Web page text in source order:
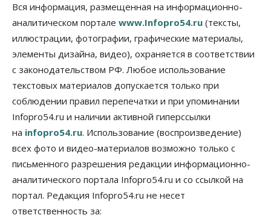
07 Августа 2026, 12:35
Общество
Синоптики рассказали о погоде в Новосибирске
на выходных
07 Августа 2026, 12:00
Жители Новосибирска смогут добровольно
повысить свою пенсию
07 Августа 2026, 11:30
Общество
Деньгами будут распоряжаться дети: в десяти
школах Новосибирской области введут
инициативное бюджетирование
07 Августа 2026, 11:00
Вся информация, размещенная на информационно-
аналитическом портале www.Infopro54.ru (тексты,
иллюстрации, фотографии, графические материалы,
элементы дизайна, видео), охраняется в соответствии
с законодательством РФ. Любое использование
текстовых материалов допускается только при
соблюдении правил перепечатки и при упоминании
Infopro54.ru и наличии активной гиперссылки
на infopro54.ru. Использование (воспроизведение)
всех фото и видео-материалов возможно только с
письменного разрешения редакции информационно-
аналитического портала Infopro54.ru и со ссылкой на
портал. Редакция Infopro54.ru не несет
ответственность за: